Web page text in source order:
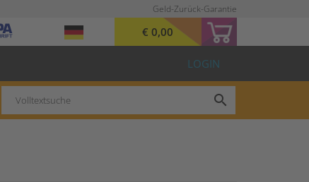
Geld-Zurück-Garantie
€ 0,00
LOGIN
search